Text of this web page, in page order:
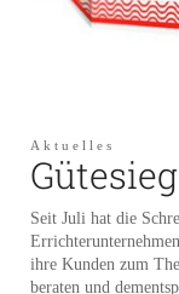
Aktuelles
Seit Juli hat die
ihre Kunden zum
beraten und